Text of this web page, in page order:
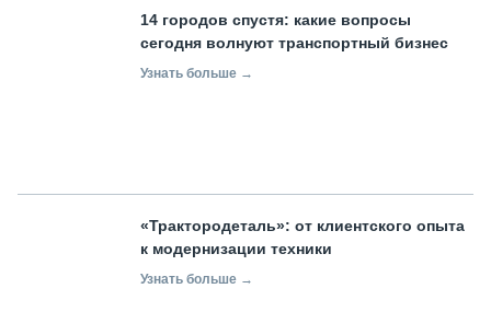
14 городов спустя: какие вопросы
сегодня волнуют транспортный бизнес
Узнать больше →
«Трактородеталь»: от клиентского опыта
к модернизации техники
Узнать больше →